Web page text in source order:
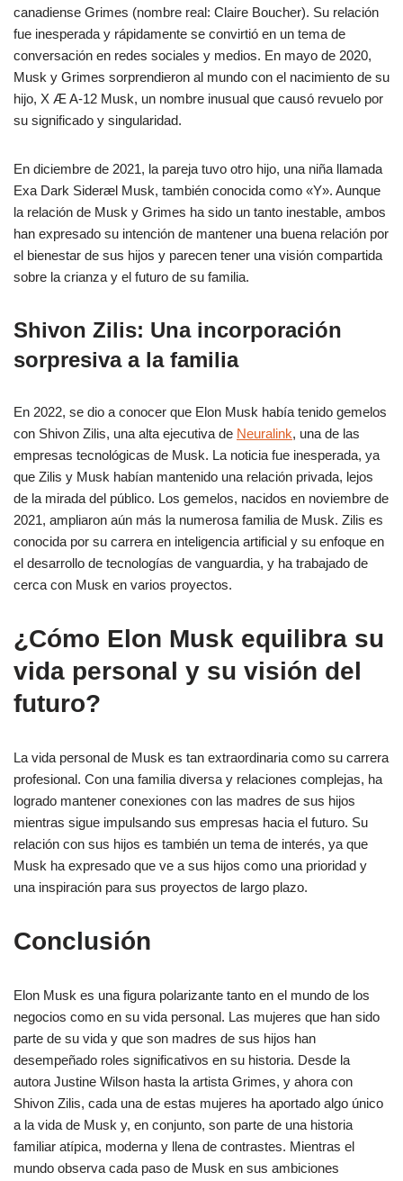
canadiense Grimes (nombre real: Claire Boucher). Su relación
fue inesperada y rápidamente se convirtió en un tema de
conversación en redes sociales y medios. En mayo de 2020,
Musk y Grimes sorprendieron al mundo con el nacimiento de su
hijo, X Æ A-12 Musk, un nombre inusual que causó revuelo por
su significado y singularidad.
En diciembre de 2021, la pareja tuvo otro hijo, una niña llamada
Exa Dark Sideræl Musk, también conocida como «Y». Aunque
la relación de Musk y Grimes ha sido un tanto inestable, ambos
han expresado su intención de mantener una buena relación por
el bienestar de sus hijos y parecen tener una visión compartida
sobre la crianza y el futuro de su familia.
Shivon Zilis: Una incorporación
sorpresiva a la familia
En 2022, se dio a conocer que Elon Musk había tenido gemelos
con Shivon Zilis, una alta ejecutiva de Neuralink, una de las
empresas tecnológicas de Musk. La noticia fue inesperada, ya
que Zilis y Musk habían mantenido una relación privada, lejos
de la mirada del público. Los gemelos, nacidos en noviembre de
2021, ampliaron aún más la numerosa familia de Musk. Zilis es
conocida por su carrera en inteligencia artificial y su enfoque en
el desarrollo de tecnologías de vanguardia, y ha trabajado de
cerca con Musk en varios proyectos.
¿Cómo Elon Musk equilibra su
vida personal y su visión del
futuro?
La vida personal de Musk es tan extraordinaria como su carrera
profesional. Con una familia diversa y relaciones complejas, ha
logrado mantener conexiones con las madres de sus hijos
mientras sigue impulsando sus empresas hacia el futuro. Su
relación con sus hijos es también un tema de interés, ya que
Musk ha expresado que ve a sus hijos como una prioridad y
una inspiración para sus proyectos de largo plazo.
Conclusión
Elon Musk es una figura polarizante tanto en el mundo de los
negocios como en su vida personal. Las mujeres que han sido
parte de su vida y que son madres de sus hijos han
desempeñado roles significativos en su historia. Desde la
autora Justine Wilson hasta la artista Grimes, y ahora con
Shivon Zilis, cada una de estas mujeres ha aportado algo único
a la vida de Musk y, en conjunto, son parte de una historia
familiar atípica, moderna y llena de contrastes. Mientras el
mundo observa cada paso de Musk en sus ambiciones